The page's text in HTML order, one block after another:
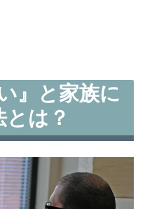
』と家族に
は？